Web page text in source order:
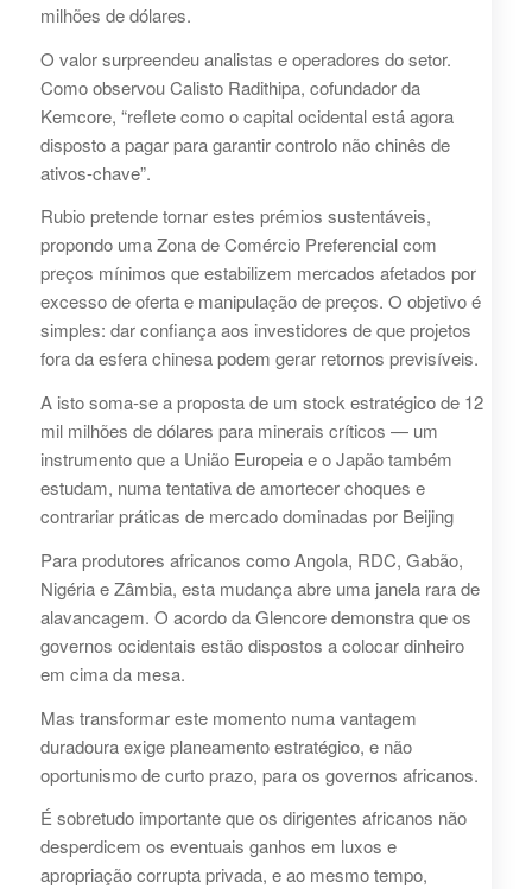
milhões de dólares.
O valor surpreendeu analistas e operadores do setor.
Como observou Calisto Radithipa, cofundador da
Kemcore, “reflete como o capital ocidental está agora
disposto a pagar para garantir controlo não chinês de
ativos-chave”.
Rubio pretende tornar estes prémios sustentáveis,
propondo uma Zona de Comércio Preferencial com
preços mínimos que estabilizem mercados afetados por
excesso de oferta e manipulação de preços. O objetivo é
simples: dar confiança aos investidores de que projetos
fora da esfera chinesa podem gerar retornos previsíveis.
A isto soma-se a proposta de um stock estratégico de 12
mil milhões de dólares para minerais críticos — um
instrumento que a União Europeia e o Japão também
estudam, numa tentativa de amortecer choques e
contrariar práticas de mercado dominadas por Beijing
Para produtores africanos como Angola, RDC, Gabão,
Nigéria e Zâmbia, esta mudança abre uma janela rara de
alavancagem. O acordo da Glencore demonstra que os
governos ocidentais estão dispostos a colocar dinheiro
em cima da mesa.
Mas transformar este momento numa vantagem
duradoura exige planeamento estratégico, e não
oportunismo de curto prazo, para os governos africanos.
É sobretudo importante que os dirigentes africanos não
desperdicem os eventuais ganhos em luxos e
apropriação corrupta privada, e ao mesmo tempo,